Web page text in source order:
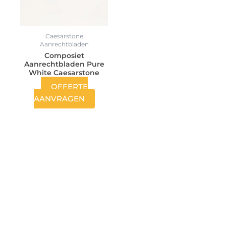
Caesarstone
Aanrechtbladen
Composiet
Aanrechtbladen Pure
White Caesarstone
OFFERTE
AANVRAGEN